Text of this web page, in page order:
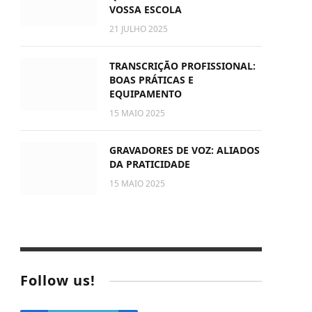
VOSSA ESCOLA
21 JULHO 2025
TRANSCRIÇÃO PROFISSIONAL:
BOAS PRÁTICAS E
EQUIPAMENTO
15 MAIO 2025
GRAVADORES DE VOZ: ALIADOS
DA PRATICIDADE
15 MAIO 2025
Follow us!